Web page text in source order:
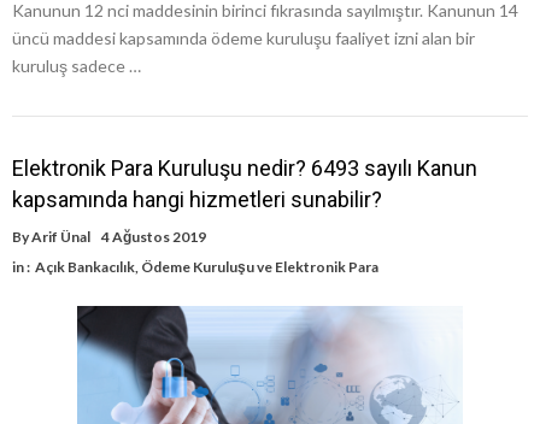
Kanunun 12 nci maddesinin birinci fıkrasında sayılmıştır. Kanunun 14
üncü maddesi kapsamında ödeme kuruluşu faaliyet izni alan bir
kuruluş sadece …
Elektronik Para Kuruluşu nedir? 6493 sayılı Kanun
kapsamında hangi hizmetleri sunabilir?
ByArif Ünal 4 Ağustos 2019
in : Açık Bankacılık Ödeme Kuruluşu ve Elektronik Para